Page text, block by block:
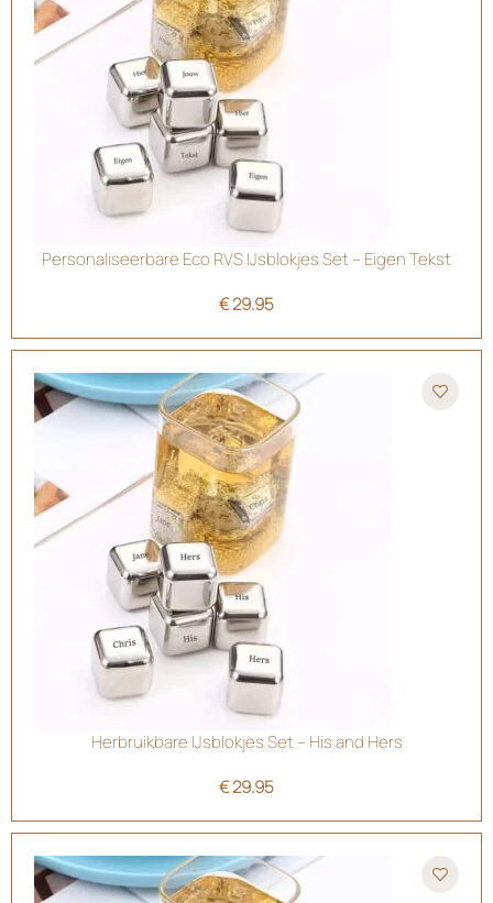
Personaliseerbare Eco RVS IJsblokjes Set – Eigen Tekst
€29.95
Herbruikbare IJsblokjes Set – His and Hers
€29.95